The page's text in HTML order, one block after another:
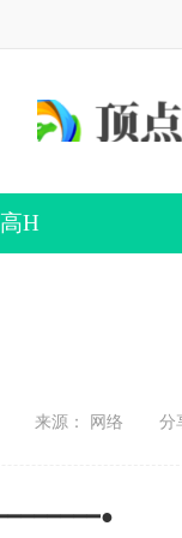
高H
来源： 网络 分